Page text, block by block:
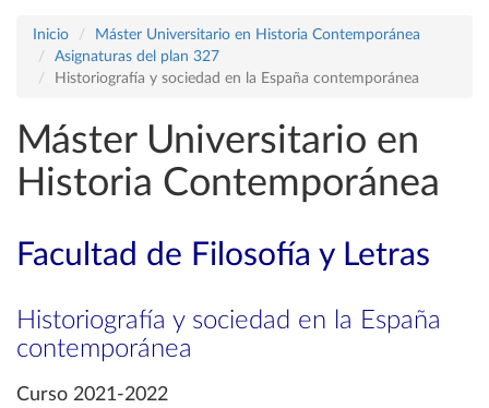
Inicio
Máster Universitario en Historia Contemporánea
Asignaturas del plan 327
Historiografía y sociedad en la España contemporánea
Máster Universitario en
Historia Contemporánea
Facultad de Filosofía y Letras
Historiografía y sociedad en la España
contemporánea
Curso 2021-2022